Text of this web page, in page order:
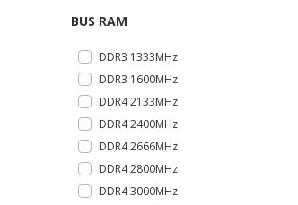
BUS RAM
DDR3 1333MHz
DDR3 1600MHz
DDR4 2133MHz
DDR4 2400MHz
DDR4 2666MHz
DDR4 2800MHz
DDR4 3000MHz